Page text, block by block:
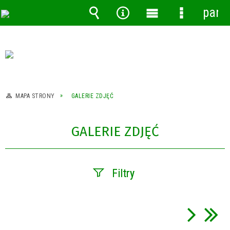
MAPA STRONY GALERIE ZDJĘĆ
GALERIE ZDJĘĆ
Filtry
Wyszukiwarka
Narzędzia
MenuMenu